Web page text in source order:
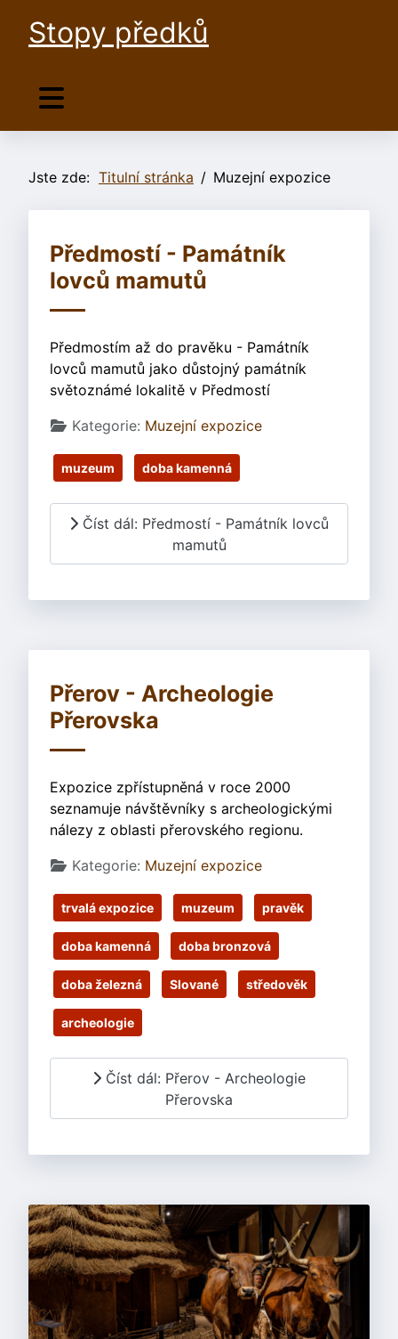
Stopy předků
Jste zde: Titulní stránka Muzejní expozice
Předmostí - Památník
lovců mamutů
Předmostím až do pravěku - Památník
lovců mamutů jako důstojný památník
světoznámé lokalitě v Předmostí
Základní údaje
Kategorie: Muzejní expozice
muzeum doba kamenná
Číst dál: Předmostí - Památník lovců
mamutů
Přerov - Archeologie
Přerovska
Expozice zpřístupněná v roce 2000
seznamuje návštěvníky s archeologickými
nálezy z oblasti přerovského regionu.
Základní údaje
Kategorie: Muzejní expozice
trvalá expozice muzeum pravěk
doba kamenná doba bronzová
doba železná Slované středověk
archeologie
Číst dál: Přerov - Archeologie
Přerovska